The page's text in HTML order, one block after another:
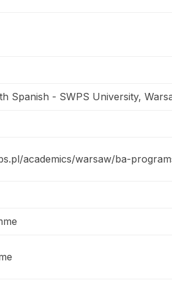
Spanish - SWPS University,
academics/warsaw/ba-